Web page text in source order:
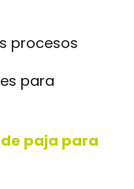
procesos
para
paja para